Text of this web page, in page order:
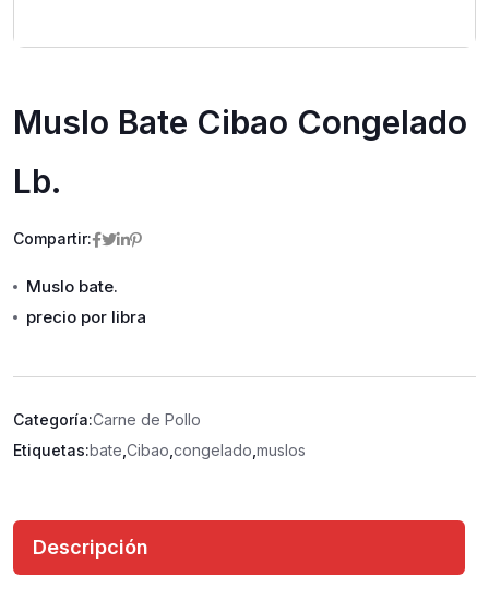
Muslo Bate Cibao Congelado
Lb.
Compartir:
Muslo bate.
precio por libra
Categoría:Carne de Pollo
Etiquetas:bate Cibao congelado muslos
Descripción